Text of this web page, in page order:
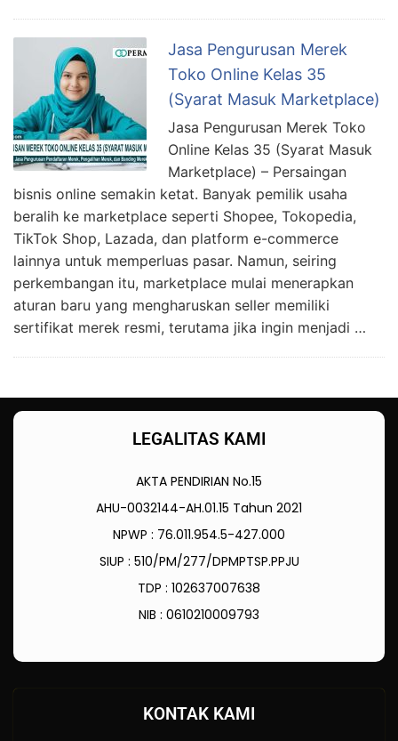
Jasa Pengurusan Merek
Toko Online Kelas 35
(Syarat Masuk Marketplace)
Jasa Pengurusan Merek Toko
Online Kelas 35 (Syarat Masuk
Marketplace) – Persaingan
bisnis online semakin ketat. Banyak pemilik usaha
beralih ke marketplace seperti Shopee, Tokopedia,
TikTok Shop, Lazada, dan platform e-commerce
lainnya untuk memperluas pasar. Namun, seiring
perkembangan itu, marketplace mulai menerapkan
aturan baru yang mengharuskan seller memiliki
sertifikat merek resmi, terutama jika ingin menjadi …
LEGALITAS KAMI
AKTA PENDIRIAN No.15
AHU-0032144-AH.01.15 Tahun 2021
NPWP : 76.011.954.5-427.000
SIUP : 510/PM/277/DPMPTSP.PPJU
TDP : 102637007638
NIB : 0610210009793
KONTAK KAMI